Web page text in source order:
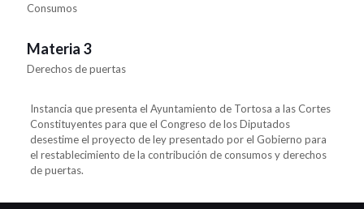
Consumos
Materia 3
Derechos de puertas
Instancia que presenta el Ayuntamiento de Tortosa a las Cortes
Constituyentes para que el Congreso de los Diputados
desestime el proyecto de ley presentado por el Gobierno para
el restablecimiento de la contribución de consumos y derechos
de puertas.